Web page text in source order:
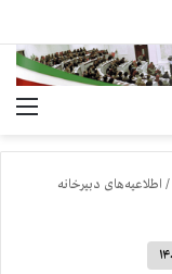
/ اطلاعیه‌های دبیرخانه